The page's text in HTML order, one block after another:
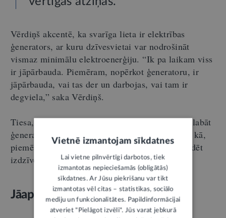
Vērdiņš akcentē, ka svarīga lieta ir elektrības
ģenerators, ar kuru dzīvesvietai var nodrošināt
vismaz minimālu elektroenerģiju. “Ik pa laikam viss
ir jāpārbauda. Piemēram, nopērkot ģeneratoru, ir
jāpārbauda, vai tas der un darbojas, vai tam ir
degviela,” saka Vērdiņš.
Tiesa, ne visiem ir iespējams iegādāties un uzglabāt
ģeneratoru. Tāpēc jādomā arī par alternatīvām, kā,
piemēram, saules paneļiem, ar kuriem var uzlādēt
izdzīvošanai nepieciešamās ierīces.
Jāapdomā, kā tiks veikti norēķini
Vietnē izmantojam sīkdatnes
Lai vietne pilnvērtīgi darbotos, tiek
izmantotas nepieciešamās (obligātās)
sīkdatnes. Ar Jūsu piekrišanu var tikt
izmantotas vēl citas – statistikas, sociālo
mediju un funkcionalitātes. Papildinformācijai
atveriet "Pielāgot izvēli". Jūs varat jebkurā